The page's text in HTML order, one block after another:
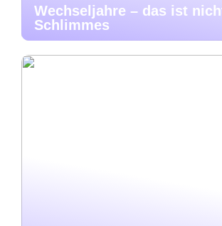
Wechseljahre – das ist
Schlimmes